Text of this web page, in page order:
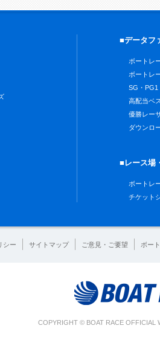
■データフ
ボートレ
ボートレ
SG・PG1
高配当ベ
優勝レー
ダウンロ
■レース場
ボートレ
チケット
シー サイトマップ ご意見・ご要望 ボー
COPYRIGHT © BOAT RACE OFFICIAL